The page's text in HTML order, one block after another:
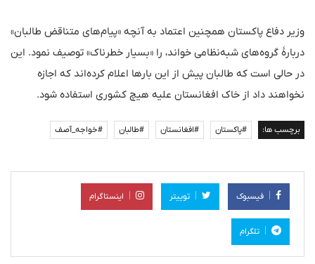
وزیر دفاع پاکستان همچنین اعتماد به آنچه «پیام‌های متناقض طالبان»
دربارهٔ گروه‌های شبه‌نظامی خواند، را «بسیار خطرناک» توصیف نمود. این
در حالی است که طالبان پیش از این بارها اعلام کرده‌اند که اجازه
نخواهند داد از خاک افغانستان علیه هیچ کشوری استفاده شود.
برچسب ها: #پاکستان #افغانستان #طالبان #خواجه_آصف
فیسبوک توییتر اینستاگرام
تلگرام